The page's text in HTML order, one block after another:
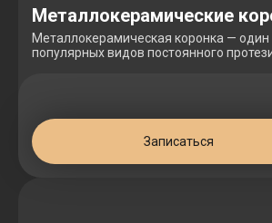
Металлокерамические
Металлокерамическая коронка —
популярных видов постоянного
Записаться